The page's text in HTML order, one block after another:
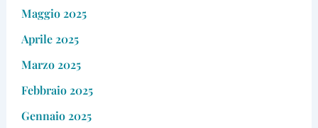
Maggio 2025
Aprile 2025
Marzo 2025
Febbraio 2025
Gennaio 2025